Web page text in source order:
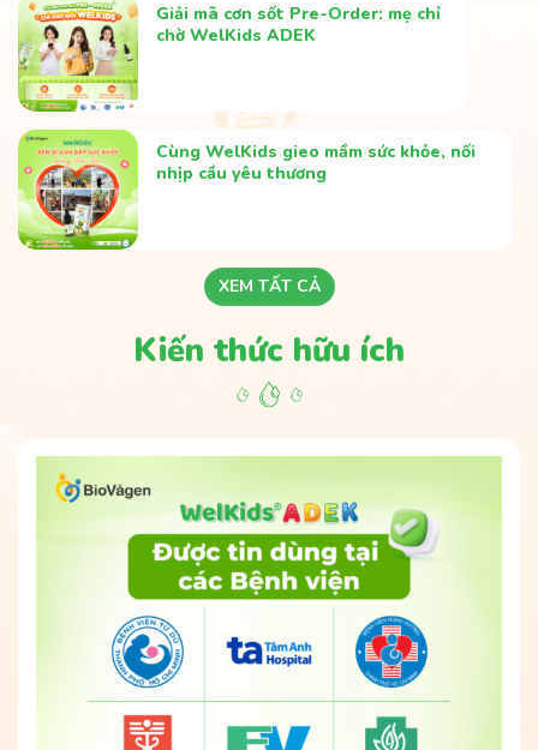
Giải mã cơn sốt Pre-Order: mẹ chỉ
chờ WelKids ADEK
Cùng WelKids gieo mầm sức khỏe, nối
nhịp cầu yêu thương
XEM TẤT CẢ
Kiến thức hữu ích